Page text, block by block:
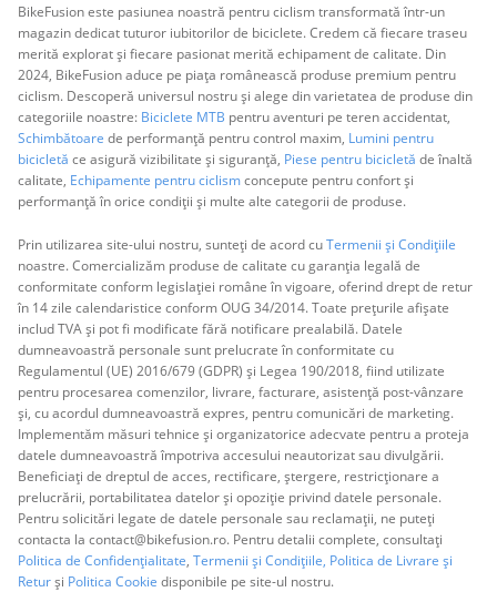
BikeFusion este pasiunea noastră pentru ciclism transformată într-un
magazin dedicat tuturor iubitorilor de biciclete. Credem că fiecare traseu
merită explorat și fiecare pasionat merită echipament de calitate. Din
2024, BikeFusion aduce pe piața românească produse premium pentru
ciclism. Descoperă universul nostru și alege din varietatea de produse din
categoriile noastre: Biciclete MTB pentru aventuri pe teren accidentat,
Schimbătoare de performanță pentru control maxim, Lumini pentru
bicicletă ce asigură vizibilitate și siguranță, Piese pentru bicicletă de înaltă
calitate, Echipamente pentru ciclismconcepute pentru confort și
performanță în orice condiții și multe alte categorii de produse.
Prin utilizarea site-ului nostru, sunteți de acord cuTermenii și Condițiile
noastre. Comercializăm produse de calitate cu garanția legală de
conformitate conform legislației române în vigoare, oferind drept de retur
în 14 zile calendaristice conform OUG 34/2014. Toate prețurile afișate
includ TVA și pot fi modificate fără notificare prealabilă. Datele
dumneavoastră personale sunt prelucrate în conformitate cu
Regulamentul (UE) 2016/679 (GDPR) și Legea 190/2018, fiind utilizate
pentru procesarea comenzilor, livrare, facturare, asistență post-vânzare
și, cu acordul dumneavoastră expres, pentru comunicări de marketing.
Implementăm măsuri tehnice și organizatorice adecvate pentru a proteja
datele dumneavoastră împotriva accesului neautorizat sau divulgării.
Beneficiați de dreptul de acces, rectificare, ștergere, restricționare a
prelucrării, portabilitatea datelor și opoziție privind datele personale.
Pentru solicitări legate de datele personale sau reclamații, ne puteți
contacta la contact@bikefusion.ro. Pentru detalii complete, consultați
Politica de Confidențialitate, Termenii și Condițiile, Politica de Livrare și
Returși Politica Cookie disponibile pe site-ul nostru.